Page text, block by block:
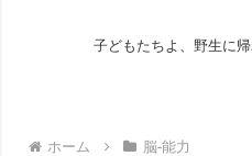
子どもたちよ、野生に帰
ホーム 脳-能力